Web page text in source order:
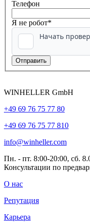
Телефон
Я не робот*
WINHELLER GmbH
+49 69 76 75 77 80
+49 69 76 75 77 810
info@winheller.com
Пн. - пт. 8:00-20:00, сб.
Консультации по
О нас
Репутация
Карьера